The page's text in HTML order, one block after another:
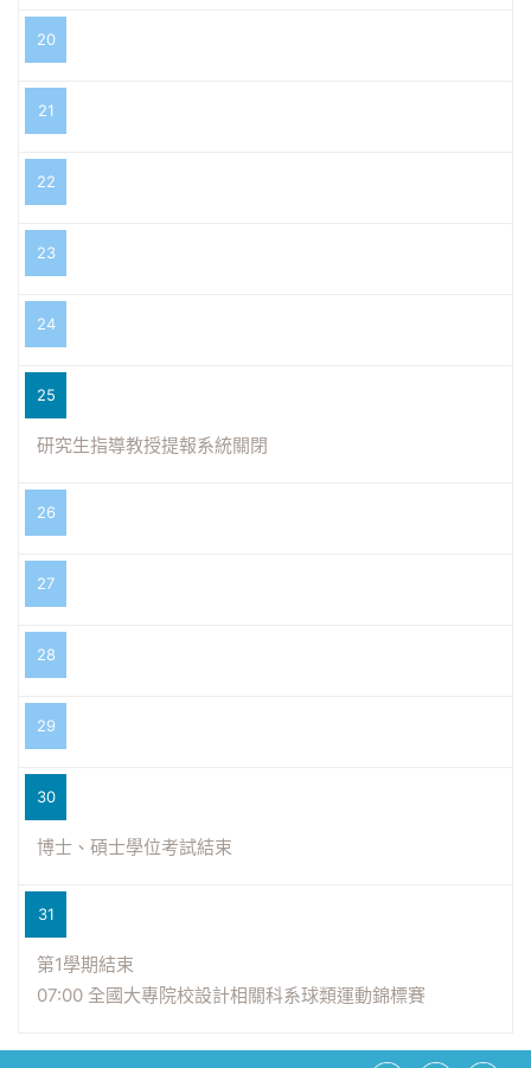
20
21
22
23
24
25
研究生指導教授提報系統關閉
26
27
28
29
30
博士、碩士學位考試結束
31
第1學期結束
07:00 全國大專院校設計相關科系球類運動錦標賽